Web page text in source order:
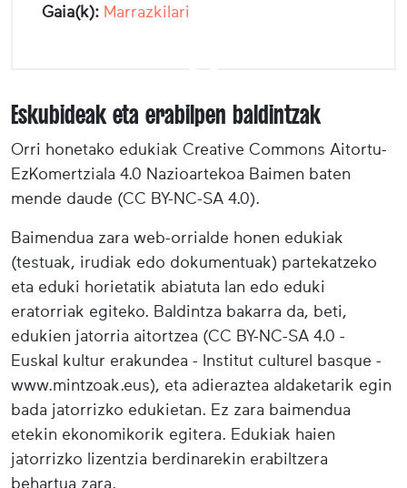
Gaia(k): Marrazkilari
Eskubideak eta erabilpen baldintzak
Orri honetako edukiak Creative Commons Aitortu-
EzKomertziala 4.0 Nazioartekoa Baimen baten
mende daude (CC BY-NC-SA 4.0).
Baimendua zara web-orrialde honen edukiak
(testuak, irudiak edo dokumentuak) partekatzeko
eta eduki horietatik abiatuta lan edo eduki
eratorriak egiteko. Baldintza bakarra da, beti,
edukien jatorria aitortzea (CC BY-NC-SA 4.0 -
Euskal kultur erakundea - Institut culturel basque -
www.mintzoak.eus), eta adieraztea aldaketarik egin
bada jatorrizko edukietan. Ez zara baimendua
etekin ekonomikorik egitera. Edukiak haien
jatorrizko lizentzia berdinarekin erabiltzera
behartua zara.